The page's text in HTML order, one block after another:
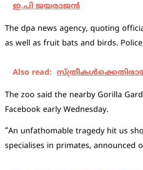
ഇ.പി ജയരാജന്‍
The dpa news agency, quoting
as well as fruit bats and birds.
Also read:
The zoo said the nearby Gorilla
Facebook early Wednesday.
“An unfathomable tragedy hit us
specialises in primates, announced